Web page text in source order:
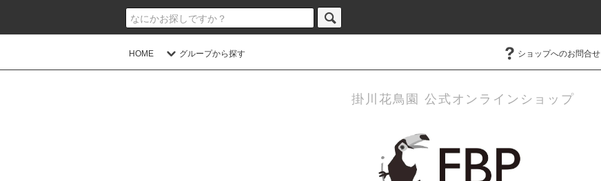
HOME グループから探す ショップへのお問合せ
掛川花鳥園 公式オンラインショップ